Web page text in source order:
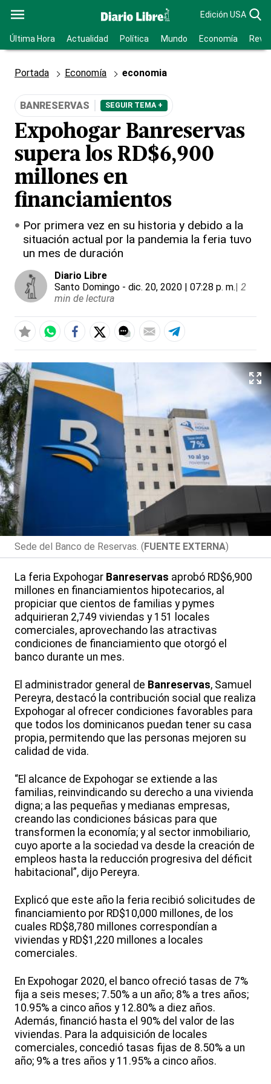
Edición USA
Última Hora Actualidad Política Mundo Economía
Portada Economía economia
BANRESERVAS SEGUIR TEMA +
Expohogar Banreservas
supera los RD$6,900
millones en
financiamientos
Por primera vez en su historia y debido a la
situación actual por la pandemia la feria tuvo
un mes de duración
Diario Libre
Santo Domingo - dic. 20, 2020 | 07:28 p. m.| 2
min de lectura
Sede del Banco de Reservas. (FUENTE EXTERNA)
La feria Expohogar Banreservas aprobó RD$6,900
millones en financiamientos hipotecarios, al
propiciar que cientos de familias y pymes
adquirieran 2,749 viviendas y 151 locales
comerciales, aprovechando las atractivas
condiciones de financiamiento que otorgó el
banco durante un mes.
El administrador general de Banreservas, Samuel
Pereyra, destacó la contribución social que realiza
Expohogar al ofrecer condiciones favorables para
que todos los dominicanos puedan tener su casa
propia, permitendo que las personas mejoren su
calidad de vida.
“El alcance de Expohogar se extiende a las
familias, reinvindicando su derecho a una vivienda
digna; a las pequeñas y medianas empresas,
creando las condiciones básicas para que
transformen la economía; y al sector inmobiliario,
cuyo aporte a la sociedad va desde la creación de
empleos hasta la reducción progresiva del déficit
habitacional”, dijo Pereyra.
Explicó que este año la feria recibió solicitudes de
financiamiento por RD$10,000 millones, de los
cuales RD$8,780 millones correspondían a
viviendas y RD$1,220 millones a locales
comerciales.
En Expohogar 2020, el banco ofreció tasas de 7%
fija a seis meses; 7.50% a un año; 8% a tres años;
10.95% a cinco años y 12.80% a diez años.
Además, financió hasta el 90% del valor de las
viviendas. Para la adquisición de locales
comerciales, concedió tasas fijas de 8.50% a un
año; 9% a tres años y 11.95% a cinco años.